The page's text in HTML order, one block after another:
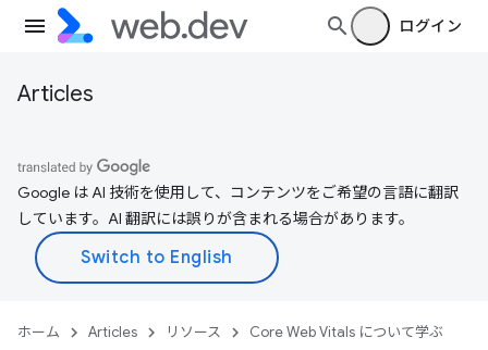
ログイン
Articles
Google は AI 技術を使用して、コンテンツをご希望の言語に翻訳
しています。AI 翻訳には誤りが含まれる場合があります。
ホーム Articles リソース Core Web Vitals について学ぶ